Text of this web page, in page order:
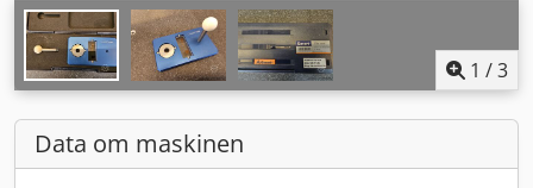
1 /3
Data om maskinen